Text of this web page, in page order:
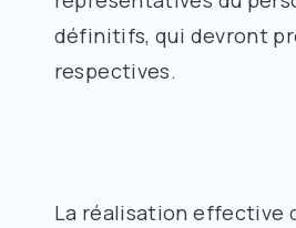
définitifs, qui devront
respectives.
La réalisation effective